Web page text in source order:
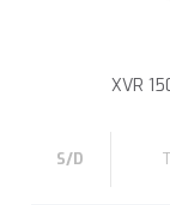
XVR
S/D